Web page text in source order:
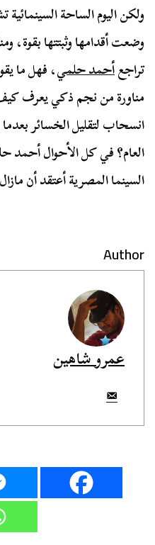
ولكن اليوم الساحة
وضعت أقدامها وثبتتها بقوة،
تراجعأحمد حلمي، فهل ما
مناورة من نجم ذكي يعرف كيف
انسحاب لتقليل الخسائر
العام؟ في كل الأحوال أحمد
السينما المصرية أعتقد أن
Author
عمرو شاهين